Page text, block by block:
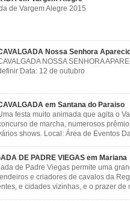
de Vargem Alegre 2015
Nossa Senhora
NOSSA SENHORA
Data: 12 de outubro
em Santana do Paraiso
festa muito animada que agita o
de marcha, numerosos
shows. Local: Área de Eventos
DE PADRE VIEGAS em Mariana
de Padre Viegas permite uma
e criadores de cavalos da
e cidades vizinhas, e o prazer de